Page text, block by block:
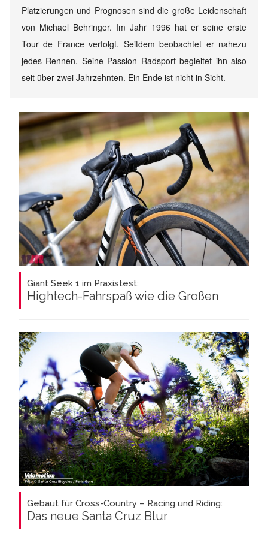
Platzierungen und Prognosen sind die große Leidenschaft
von Michael Behringer. Im Jahr 1996 hat er seine erste
Tour de France verfolgt. Seitdem beobachtet er nahezu
jedes Rennen. Seine Passion Radsport begleitet ihn also
seit über zwei Jahrzehnten. Ein Ende ist nicht in Sicht.
Giant Seek 1 im Praxistest:
Hightech-Fahrspaß wie die Großen
Gebaut für Cross-Country – Racing und Riding:
Das neue Santa Cruz Blur